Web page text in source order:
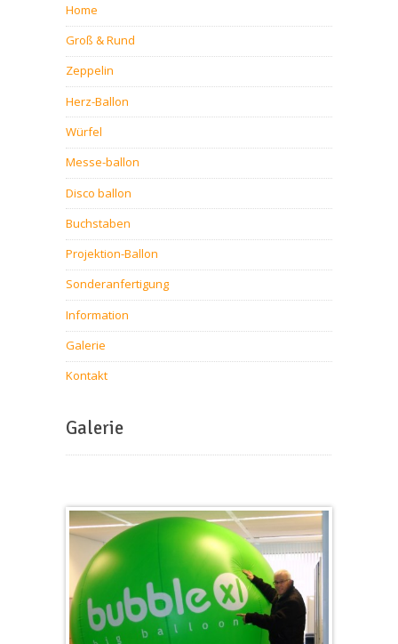
Home
Groß & Rund
Zeppelin
Herz-Ballon
Würfel
Messe-ballon
Disco ballon
Buchstaben
Projektion-Ballon
Sonderanfertigung
Information
Galerie
Kontakt
Galerie